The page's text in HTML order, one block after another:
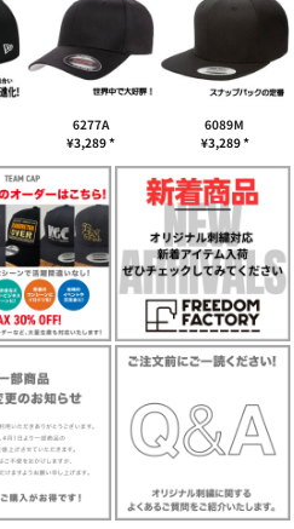
6277A
¥3,289*
6089M
¥3,289*